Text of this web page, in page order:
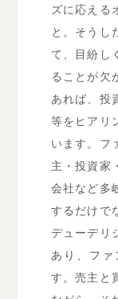
ズに応える
と。そうし
て、目紛し
ることが欠
あれば、投
等をヒアリ
います。フ
主・投資家
会社など多
するだけで
デューデリ
あり、ファ
す。売主と